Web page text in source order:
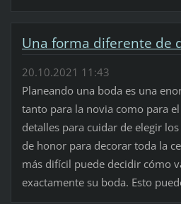
Una forma diferente de
20.10.2021 11:43
Planeando una boda es una
tanto para la novia como para
detalles para cuidar de elegir
de honor para decorar toda la
más difícil puede decidir cómo
exactamente su boda. Esto